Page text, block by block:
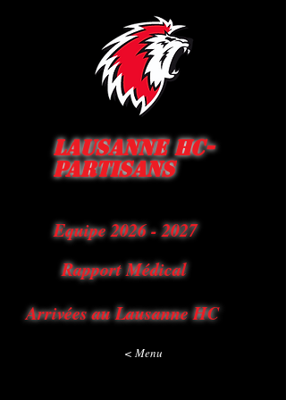
Lausanne HC-
Partisans
Equipe 2026 - 2027
Rapport Médical
Arrivées au Lausanne HC
< Menu